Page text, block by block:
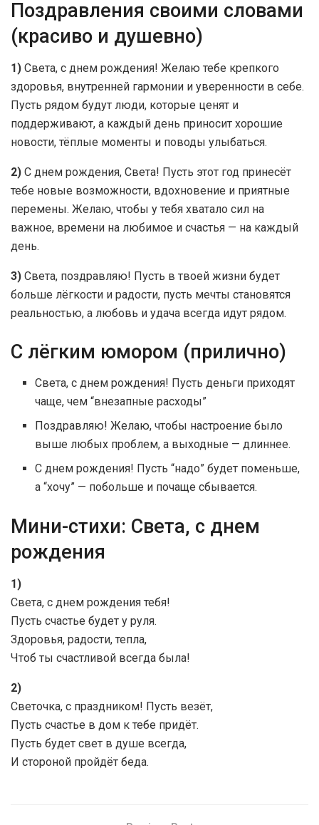
Поздравления своими словами
(красиво и душевно)
1) Света, с днем рождения! Желаю тебе крепкого
здоровья, внутренней гармонии и уверенности в себе.
Пусть рядом будут люди, которые ценят и
поддерживают, а каждый день приносит хорошие
новости, тёплые моменты и поводы улыбаться.
2) С днем рождения, Света! Пусть этот год принесёт
тебе новые возможности, вдохновение и приятные
перемены. Желаю, чтобы у тебя хватало сил на
важное, времени на любимое и счастья — на каждый
день.
3) Света, поздравляю! Пусть в твоей жизни будет
больше лёгкости и радости, пусть мечты становятся
реальностью, а любовь и удача всегда идут рядом.
С лёгким юмором (прилично)
Света, с днем рождения! Пусть деньги приходят
чаще, чем “внезапные расходы”
Поздравляю! Желаю, чтобы настроение было
выше любых проблем, а выходные — длиннее.
С днем рождения! Пусть “надо” будет поменьше,
а “хочу” — побольше и почаще сбывается.
Мини-стихи: Света, с днем
рождения
1)
Света, с днем рождения тебя!
Пусть счастье будет у руля.
Здоровья, радости, тепла,
Чтоб ты счастливой всегда была!
2)
Светочка, с праздником! Пусть везёт,
Пусть счастье в дом к тебе придёт.
Пусть будет свет в душе всегда,
И стороной пройдёт беда.